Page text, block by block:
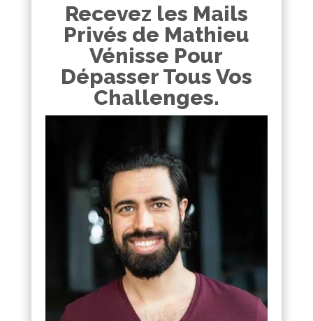
Recevez les Mails
Privés de Mathieu
Vénisse Pour
Dépasser Tous Vos
Challenges.